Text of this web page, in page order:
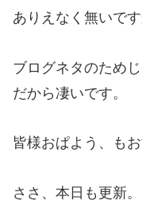
ありえなく無いで
ブログネタのため
だから凄いです。
皆様おぱよう、もお
ささ、本日も更新。